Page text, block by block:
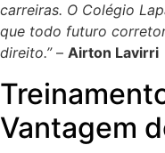
carreiras. O Colégio
que todo futuro
direito.”– Airton Lavirri
Vantagem